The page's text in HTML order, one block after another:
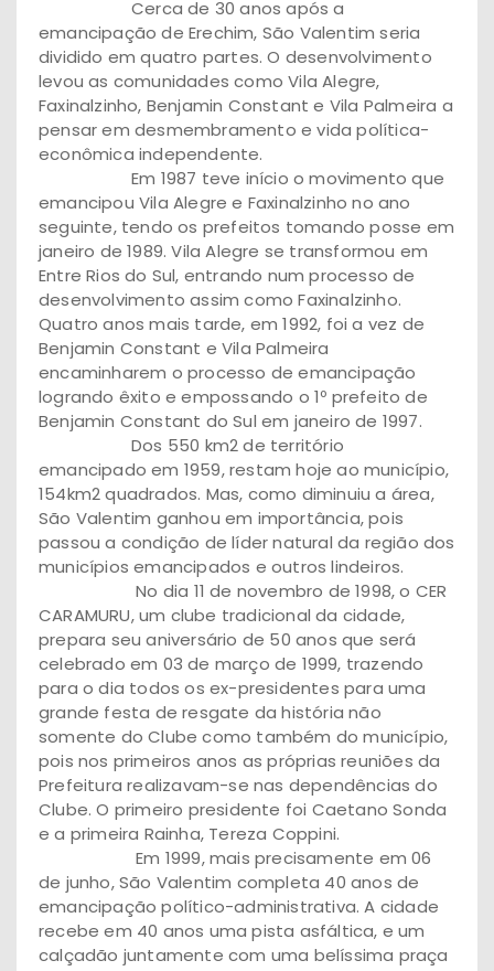
Cerca de 30 anos após a
emancipação de Erechim, São Valentim seria
dividido em quatro partes. O desenvolvimento
levou as comunidades como Vila Alegre,
Faxinalzinho, Benjamin Constant e Vila Palmeira a
pensar em desmembramento e vida política-
econômica independente.
Em 1987 teve início o movimento que
emancipou Vila Alegre e Faxinalzinho no ano
seguinte, tendo os prefeitos tomando posse em
janeiro de 1989. Vila Alegre se transformou em
Entre Rios do Sul, entrando num processo de
desenvolvimento assim como Faxinalzinho.
Quatro anos mais tarde, em 1992, foi a vez de
Benjamin Constant e Vila Palmeira
encaminharem o processo de emancipação
logrando êxito e empossando o 1º prefeito de
Benjamin Constant do Sul em janeiro de 1997.
Dos 550 km2 de território
emancipado em 1959, restam hoje ao município,
154km2 quadrados. Mas, como diminuiu a área,
São Valentim ganhou em importância, pois
passou a condição de líder natural da região dos
municípios emancipados e outros lindeiros.
No dia 11 de novembro de 1998, o CER
CARAMURU, um clube tradicional da cidade,
prepara seu aniversário de 50 anos que será
celebrado em 03 de março de 1999, trazendo
para o dia todos os ex-presidentes para uma
grande festa de resgate da história não
somente do Clube como também do município,
pois nos primeiros anos as próprias reuniões da
Prefeitura realizavam-se nas dependências do
Clube. O primeiro presidente foi Caetano Sonda
e a primeira Rainha, Tereza Coppini.
Em 1999, mais precisamente em 06
de junho, São Valentim completa 40 anos de
emancipação político-administrativa. A cidade
recebe em 40 anos uma pista asfáltica, e um
calçadão juntamente com uma belíssima praça